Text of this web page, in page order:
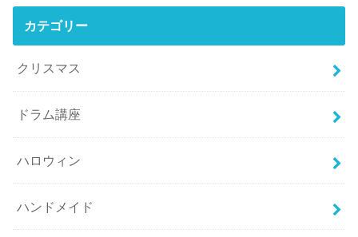
カテゴリー
クリスマス
ドラム講座
ハロウィン
ハンドメイド